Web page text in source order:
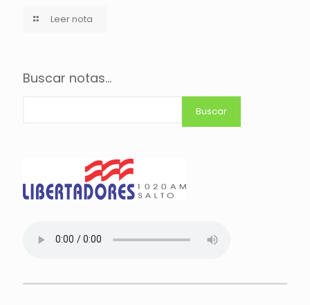
Leer nota
Buscar notas...
Buscar